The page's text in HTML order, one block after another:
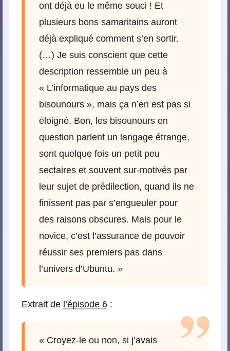
ont déjà eu le même souci ! Et
plusieurs bons samaritains auront
déjà expliqué comment s’en sortir.
(…) Je suis conscient que cette
description ressemble un peu à
« L’informatique au pays des
bisounours », mais ça n’en est pas si
éloigné. Bon, les bisounours en
question parlent un langage étrange,
sont quelque fois un petit peu
sectaires et souvent sur-motivés par
leur sujet de prédilection, quand ils ne
finissent pas par s’engueuler pour
des raisons obscures. Mais pour le
novice, c’est l’assurance de pouvoir
réussir ses premiers pas dans
l’univers d’Ubuntu. »
Extrait de l’épisode 6 :
« Croyez-le ou non, si j’avais